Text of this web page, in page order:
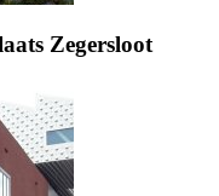
Zegersloot